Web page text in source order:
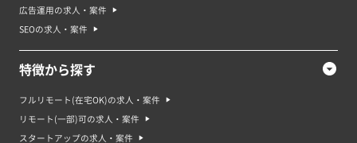
広告運用の求人・案件
SEOの求人・案件
特徴から探す
フルリモート(在宅OK)の求人・案件
リモート(一部)可の求人・案件
スタートアップの求人・案件